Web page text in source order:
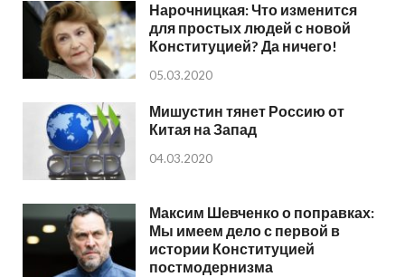
Нарочницкая: Что изменится
для простых людей с новой
Конституцией? Да ничего!
05.03.2020
Мишустин тянет Россию от
Китая на Запад
04.03.2020
Максим Шевченко о поправках:
Мы имеем дело с первой в
истории Конституцией
постмодернизма